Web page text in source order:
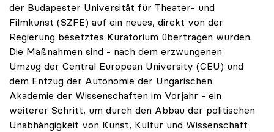
der Budapester Universität für Theater- und
Filmkunst (SZFE) auf ein neues, direkt von der
Regierung besetztes Kuratorium übertragen wurden.
Die Maßnahmen sind - nach dem erzwungenen
Umzug der Central European University (CEU) und
dem Entzug der Autonomie der Ungarischen
Akademie der Wissenschaften im Vorjahr - ein
weiterer Schritt, um durch den Abbau der politischen
Unabhängigkeit von Kunst, Kultur und Wissenschaft